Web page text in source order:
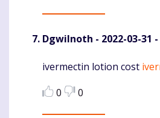
DgwiInoth - 2022-03-31
Komentaras
ivermectin lotion cost
0
0